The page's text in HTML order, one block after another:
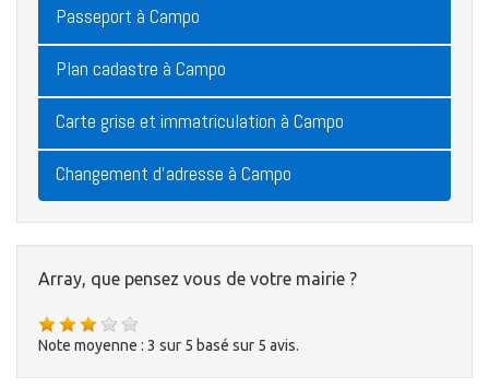
Passeport à Campo
Plan cadastre à Campo
Carte grise et immatriculation à Campo
Changement d'adresse à Campo
Array, que pensez vous de votre mairie ?
Note moyenne : 3 sur 5 basé sur 5 avis.